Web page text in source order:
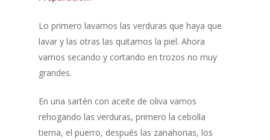
Lo primero lavamos las verduras que haya que
lavar y las otras las quitamos la piel. Ahora
vamos secando y cortando en trozos no muy
grandes.
En una sartén con aceite de oliva vamos
rehogando las verduras, primero la cebolla
tierna, el puerro, después las zanahorias, los